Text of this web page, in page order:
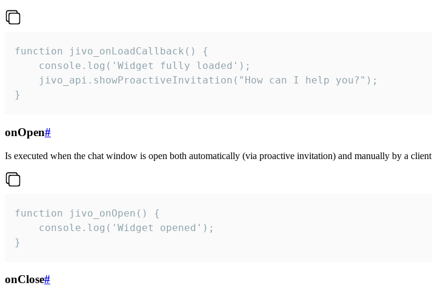
function jivo_onLoadCallback() {
    console.log('Widget fully loaded');
    jivo_api.showProactiveInvitation("How can I help you?");
}
onOpen#
Is executed when the chat window is open both automatically (via proactive invitation) and manually by a client
function jivo_onOpen() {
    console.log('Widget opened');
}
onClose#